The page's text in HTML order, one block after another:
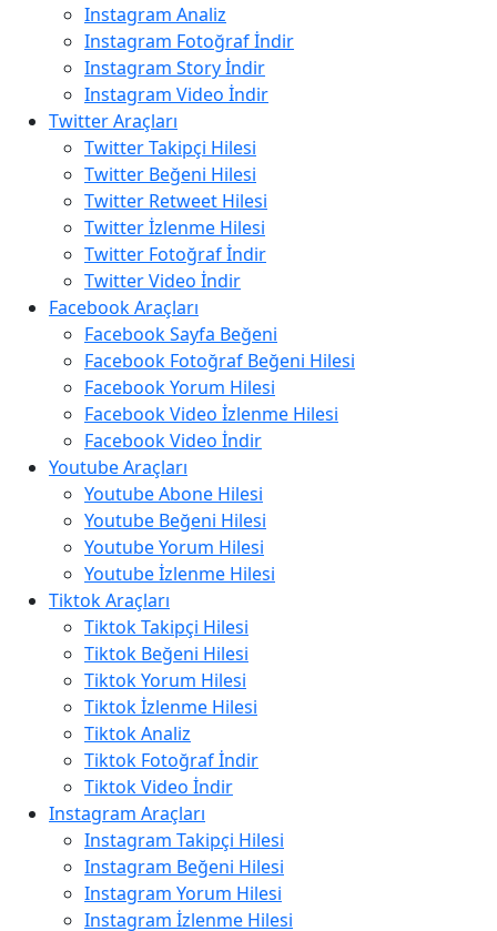
Instagram Analiz
Instagram Fotoğraf İndir
Instagram Story İndir
Instagram Video İndir
Twitter Araçları
Twitter Takipçi Hilesi
Twitter Beğeni Hilesi
Twitter Retweet Hilesi
Twitter İzlenme Hilesi
Twitter Fotoğraf İndir
Twitter Video İndir
Facebook Araçları
Facebook Sayfa Beğeni
Facebook Fotoğraf Beğeni Hilesi
Facebook Yorum Hilesi
Facebook Video İzlenme Hilesi
Facebook Video İndir
Youtube Araçları
Youtube Abone Hilesi
Youtube Beğeni Hilesi
Youtube Yorum Hilesi
Youtube İzlenme Hilesi
Tiktok Araçları
Tiktok Takipçi Hilesi
Tiktok Beğeni Hilesi
Tiktok Yorum Hilesi
Tiktok İzlenme Hilesi
Tiktok Analiz
Tiktok Fotoğraf İndir
Tiktok Video İndir
Instagram Araçları
Instagram Takipçi Hilesi
Instagram Beğeni Hilesi
Instagram Yorum Hilesi
Instagram İzlenme Hilesi